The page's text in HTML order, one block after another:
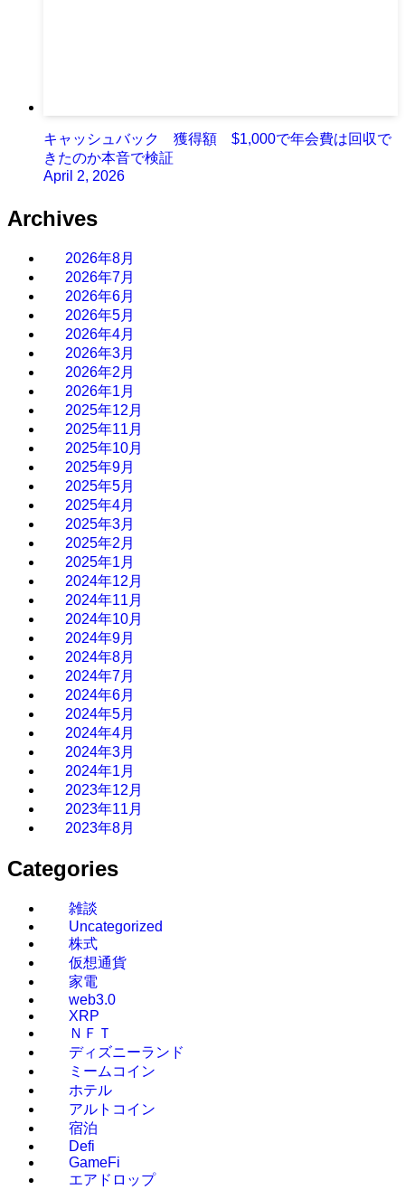
キャッシュバック 獲得額 $1,000で年会費は回収で
きたのか本音で検証
April 2, 2026
Archives
2026年8月
2026年7月
2026年6月
2026年5月
2026年4月
2026年3月
2026年2月
2026年1月
2025年12月
2025年11月
2025年10月
2025年9月
2025年5月
2025年4月
2025年3月
2025年2月
2025年1月
2024年12月
2024年11月
2024年10月
2024年9月
2024年8月
2024年7月
2024年6月
2024年5月
2024年4月
2024年3月
2024年1月
2023年12月
2023年11月
2023年8月
Categories
雑談
Uncategorized
株式
仮想通貨
家電
web3.0
XRP
ＮＦＴ
ディズニーランド
ミームコイン
ホテル
アルトコイン
宿泊
Defi
GameFi
エアドロップ